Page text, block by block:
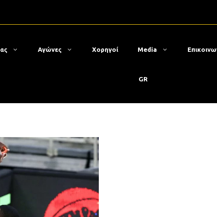
Αγώνες Χορηγοί Media
GR